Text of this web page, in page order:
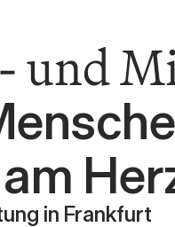
und
in Frankfurt